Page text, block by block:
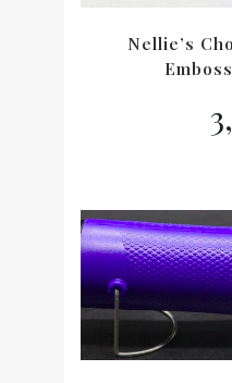
Nellie’s